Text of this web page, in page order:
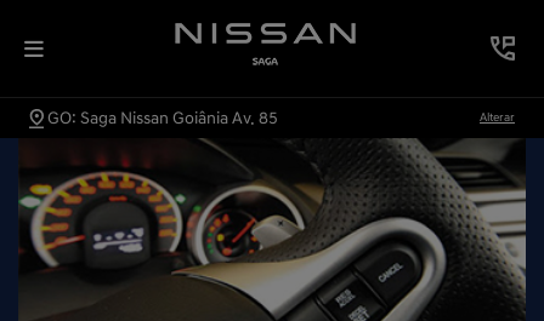
GO: Saga Nissan Goiânia Av. 85 Alterar